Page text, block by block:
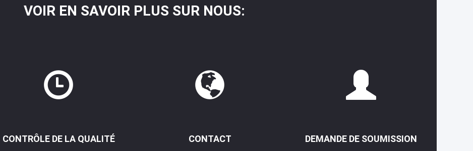
VOIR EN SAVOIR PLUS SUR NOUS:
CONTRÔLE DE LA QUALITÉ CONTACT DEMANDE DE SOUMISSION